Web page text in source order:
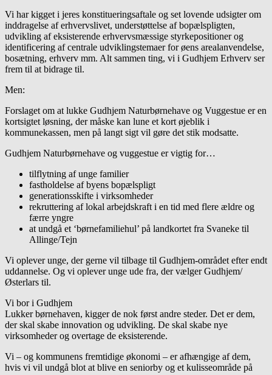
Vi har kigget i jeres konstitueringsaftale og set lovende udsigter om
inddragelse af erhvervslivet, understøttelse af bopælspligten,
udvikling af eksisterende erhvervsmæssige styrkepositioner og
identificering af centrale udviklingstemaer for øens arealanvendelse,
bosætning, erhverv mm. Alt sammen ting, vi i Gudhjem Erhverv ser
frem til at bidrage til.
Men:
Forslaget om at lukke Gudhjem Naturbørnehave og Vuggestue er en
kortsigtet løsning, der måske kan lune et kort øjeblik i
kommunekassen, men på langt sigt vil gøre det stik modsatte.
Gudhjem Naturbørnehave og vuggestue er vigtig for…
tilflytning af unge familier
fastholdelse af byens bopælspligt
generationsskifte i virksomheder
rekruttering af lokal arbejdskraft i en tid med flere ældre og
færre yngre
at undgå et ‘børnefamiliehul’ på landkortet fra Svaneke til
Allinge/Tejn
Vi oplever unge, der gerne vil tilbage til Gudhjem-området efter endt
uddannelse. Og vi oplever unge ude fra, der vælger Gudhjem/
Østerlars til.
Vi bor i Gudhjem
Lukker børnehaven, kigger de nok først andre steder. Det er dem,
der skal skabe innovation og udvikling. De skal skabe nye
virksomheder og overtage de eksisterende.
Vi – og kommunens fremtidige økonomi – er afhængige af dem,
hvis vi vil undgå blot at blive en seniorby og et kulisseområde på